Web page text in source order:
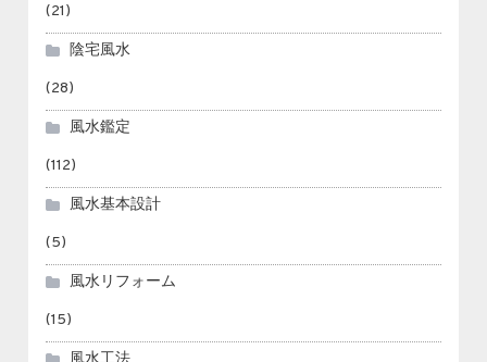
(21)
陰宅風水
(28)
風水鑑定
(112)
風水基本設計
(5)
風水リフォーム
(15)